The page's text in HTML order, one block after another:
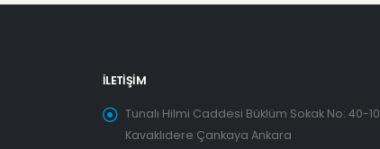
İLETIŞIM
Tunalı Hilmi Caddesi Büklüm Sokak No: 40-10
Kavaklıdere Çankaya Ankara